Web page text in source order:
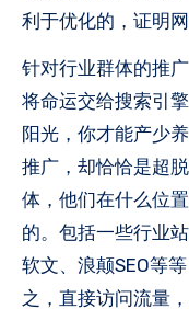
利于优化的，证明
针对行业群体的推广
将命运交给搜索引
阳光，你才能产少
推广，却恰恰是超
体，他们在什么位
的。包括一些行业
软文、浪颠SEO等
之，直接访问流量